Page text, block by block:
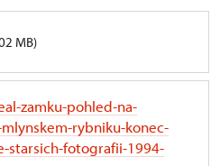
MB)
zamku-pohled-na-
rybniku-konec-
starsich-fotografii-1994-